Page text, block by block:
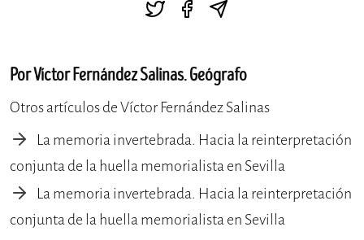
Por Víctor Fernández Salinas. Geógrafo
Otros artículos de Víctor Fernández Salinas
La memoria invertebrada. Hacia la reinterpretación
conjunta de la huella memorialista en Sevilla
La memoria invertebrada. Hacia la reinterpretación
conjunta de la huella memorialista en Sevilla